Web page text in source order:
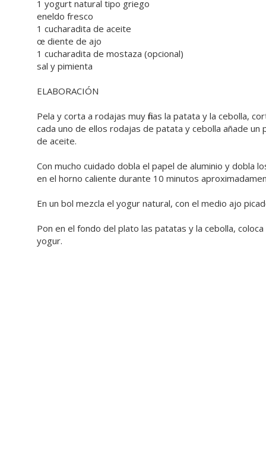
1 yogurt natural tipo griego
eneldo fresco
1 cucharadita de aceite
œ diente de ajo
1 cucharadita de mostaza (opcional)
sal y pimienta
ELABORACIÓN
Pela y corta a rodajas muy finas la patata y la cebolla,
cada uno de ellos rodajas de patata y cebolla añade
de aceite.
Con mucho cuidado dobla el papel de aluminio y dobla
en el horno caliente durante 10 minutos
En un bol mezcla el yogur natural, con el medio ajo
Pon en el fondo del plato las patatas y la cebolla,
yogur.